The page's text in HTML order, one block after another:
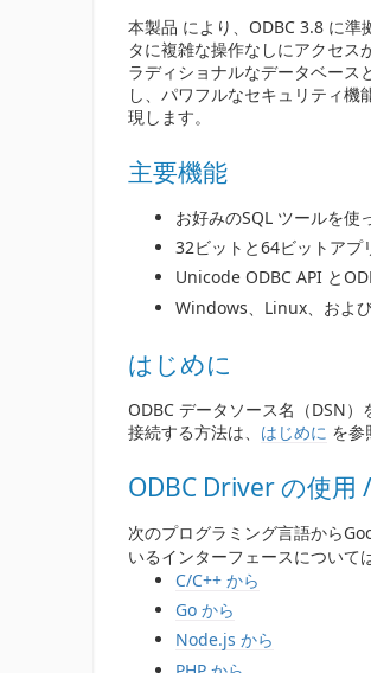
本製品 により、ODBC 3.8 に
タに複雑な操作なしにアクセ
ラディショナルなデータベース
し、パワフルなセキュリティ
現します。
主要機能
お好みのSQL ツールを使
32ビットと64ビットアプ
Unicode ODBC API と
Windows、Linux、および
はじめに
ODBC データソース名（DSN
接続する方法は、 はじめに を参
ODBC Driver の使用
次のプログラミング言語から
いるインターフェースについては
C/C++ から
Go から
Node.js から